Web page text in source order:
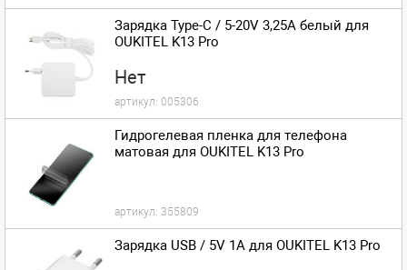
Зарядка Type-C / 5-20V 3,25A белый для
OUKITEL K13 Pro
Нет
артикул: 005306
Гидрогелевая пленка для телефона
матовая для OUKITEL K13 Pro
артикул: 355809
Зарядка USB / 5V 1A для OUKITEL K13 Pro